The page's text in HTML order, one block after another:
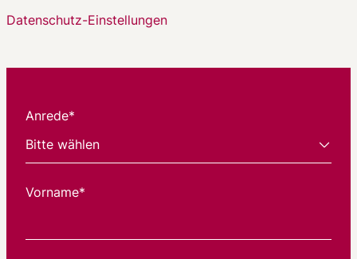
Datenschutz-Einstellungen
Anrede*
Vorname*